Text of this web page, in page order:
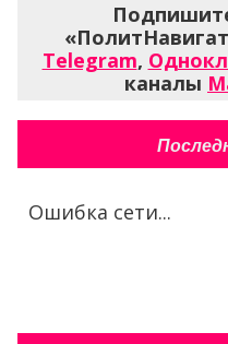
Telegram,
каналы
Ошибка сети...